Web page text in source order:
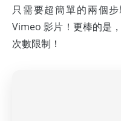
只需要超簡單的兩個
Vimeo 影片！更棒的是
次數限制！